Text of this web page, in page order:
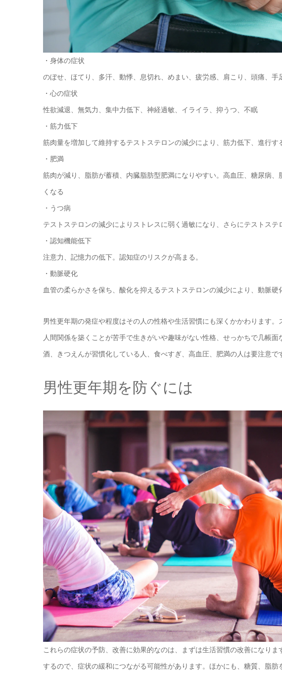
・身体の症状
のぼせ、ほてり、多汗、動悸、息切れ、めまい、疲労感、肩こり、頭痛、手
・心の症状
性欲減退、無気力、集中力低下、神経過敏、イライラ、抑うつ、不眠
・筋力低下
筋肉量を増加して維持するテストステロンの減少により、筋力低下、進行
・肥満
筋肉が減り、脂肪が蓄積、内臓脂肪型肥満になりやすい。高血圧、糖尿病
くなる
・うつ病
テストステロンの減少によりストレスに弱く過敏になり、さらにテストステ
・認知機能低下
注意力、記憶力の低下。認知症のリスクが高まる。
・動脈硬化
血管の柔らかさを保ち、酸化を抑えるテストステロンの減少により、動脈硬
男性更年期の発症や程度はその人の性格や生活習慣にも深くかかわります。
人間関係を築くことが苦手で生きがいや趣味がない性格、せっかちで几帳
酒、きつえんが習慣化している人、食べすぎ、高血圧、肥満の人は要注意で
男性更年期を防ぐには
これらの症状の予防、改善に効果的なのは、まずは生活習慣の改善になり
するので、症状の緩和につながる可能性があります。ほかにも、糖質、脂